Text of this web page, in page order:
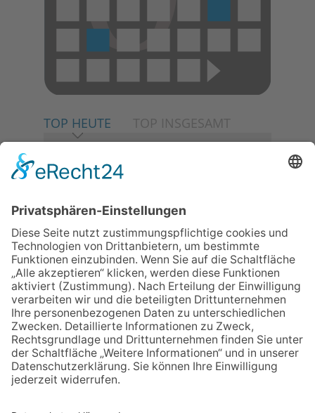
TOP HEUTE TOP INSGESAMT
06.08.2026
Baustellenführung führt auch in
die Zukunft der Stadt
Königstein
06.08.2026
Klinikforum zum Thema
Karpaltunnelsyndrom
06.08.2026
Gewinnspiel zum Start ins
Schuljahr
06.08.2026
„Rock auf der Burg“ lässt
Königstein beben